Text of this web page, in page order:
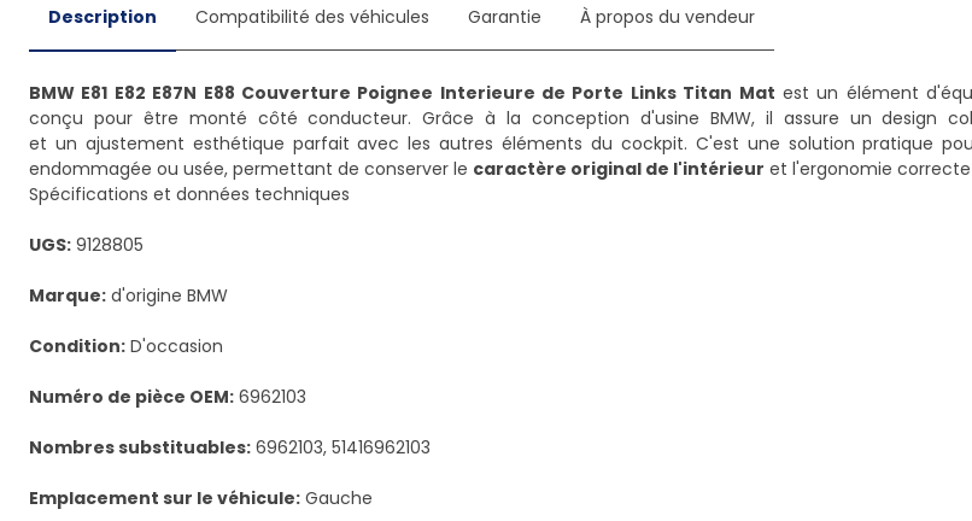
Description Compatibilité des véhicules Garantie À propos du vendeur
BMW E81 E82 E87N E88 Couverture Poignee Interieure de Porte Links Titan Mat est un élément
conçu pour être monté côté conducteur. Grâce à la conception d'usine BMW, il assure un design
et un ajustement esthétique parfait avec les autres éléments du cockpit. C'est une solution pratique
endommagée ou usée, permettant de conserver le caractère original de l'intérieur et l'ergonomie
Spécifications et données techniques
UGS: 9128805
Marque: d'origine BMW
Condition: D'occasion
Numéro de pièce OEM: 6962103
Nombres substituables: 6962103, 51416962103
Emplacement sur le véhicule: Gauche